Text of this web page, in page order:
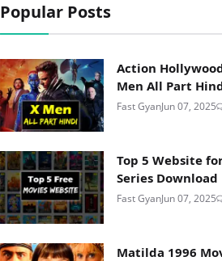
Popular Posts
Action
Men All Part
Fast GyanJun 07, 2025
Top 5 Website
Series Download
Fast GyanJun 07, 2025
Matilda 1996